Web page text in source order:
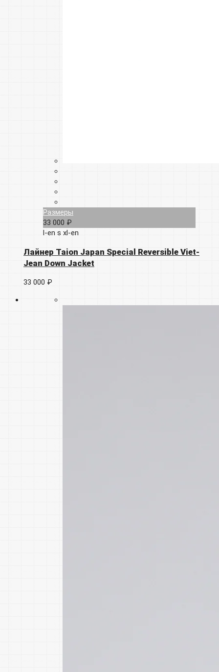
Размеры
33 000 ₽
l-en s xl-en
Лайнер Taion Japan Special Reversible Viet-
Jean Down Jacket
33 000 ₽